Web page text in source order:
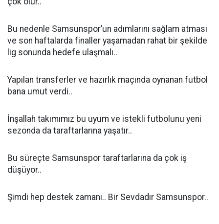
Bu nedenle Samsunspor’un adımlarını sağlam atması
ve son haftalarda finaller yaşamadan rahat bir şekilde
lig sonunda hedefe ulaşmalı..
Yapılan transferler ve hazırlık maçında oynanan futbol
bana umut verdi..
İnşallah takımımız bu uyum ve istekli futbolunu yeni
sezonda da taraftarlarına yaşatır..
Bu süreçte Samsunspor taraftarlarına da çok iş
düşüyor..
Şimdi hep destek zamanı.. Bir Sevdadır Samsunspor..